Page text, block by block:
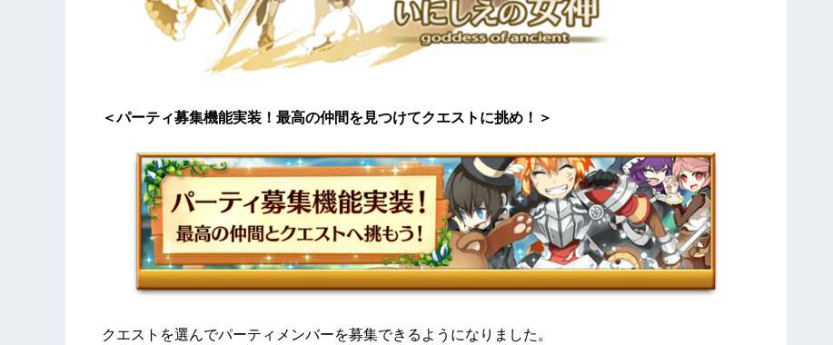
＜パーティ募集機能実装！最高の仲間を見つけてクエストに挑め！＞
クエストを選んでパーティメンバーを募集できるようになりました。